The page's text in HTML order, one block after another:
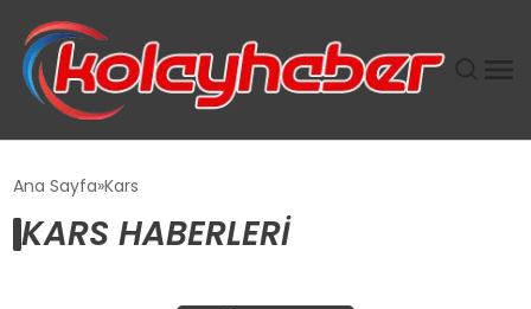
SUWEN’IN İSTIHDAM MODELI EKONOMIDE KADIN
Ana Sayfa Kars
KARS HABERLERI